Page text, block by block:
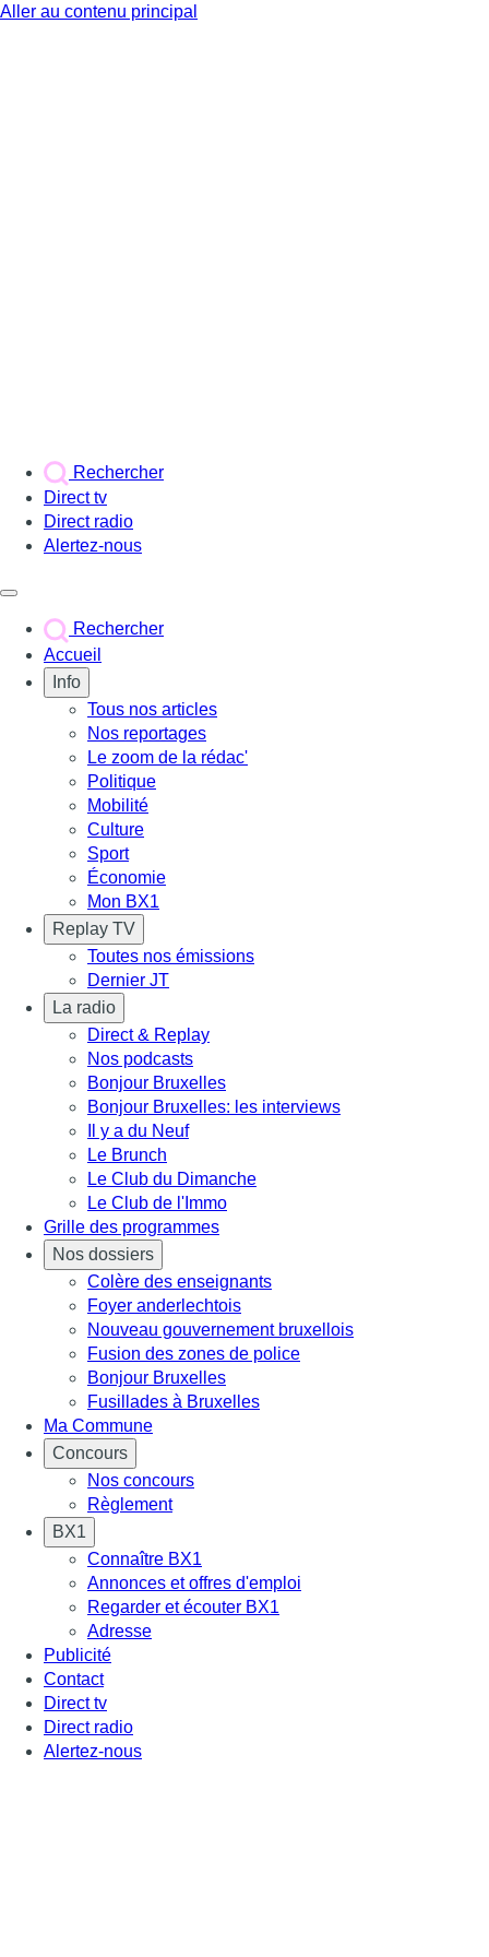
Aller au contenu principal
Rechercher
Direct tv
Direct radio
Alertez-nous
Rechercher
Accueil
Info
Tous nos articles
Nos reportages
Le zoom de la rédac'
Politique
Mobilité
Culture
Sport
Économie
Mon BX1
Replay TV
Toutes nos émissions
Dernier JT
La radio
Direct & Replay
Nos podcasts
Bonjour Bruxelles
Bonjour Bruxelles: les interviews
Il y a du Neuf
Le Brunch
Le Club du Dimanche
Le Club de l'Immo
Grille des programmes
Nos dossiers
Colère des enseignants
Foyer anderlechtois
Nouveau gouvernement bruxellois
Fusion des zones de police
Bonjour Bruxelles
Fusillades à Bruxelles
Ma Commune
Concours
Nos concours
Règlement
BX1
Connaître BX1
Annonces et offres d'emploi
Regarder et écouter BX1
Adresse
Publicité
Contact
Direct tv
Direct radio
Alertez-nous